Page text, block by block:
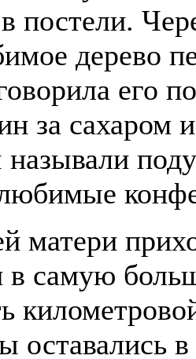
постели.
дерево
его
за сахаром
матери
самую
оставались